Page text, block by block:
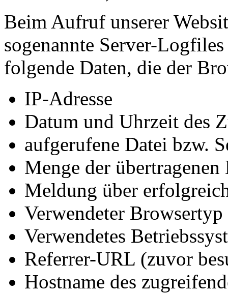
Beim Aufruf unserer
sogenannte Server-
folgende Daten, die der
IP-Adresse
Datum und Uhrzeit des
aufgerufene Datei bzw.
Menge der übertragenen
Meldung über
Verwendeter
Verwendetes
Referrer-URL (zuvor
Hostname des